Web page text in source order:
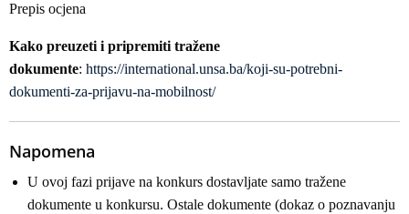
Prepis ocjena
Kako preuzeti i pripremiti tražene
dokumente: https://international.unsa.ba/koji-su-potrebni-
dokumenti-za-prijavu-na-mobilnost/
Napomena
U ovoj fazi prijave na konkurs dostavljate samo tražene
dokumente u konkursu. Ostale dokumente (dokaz o poznavanju